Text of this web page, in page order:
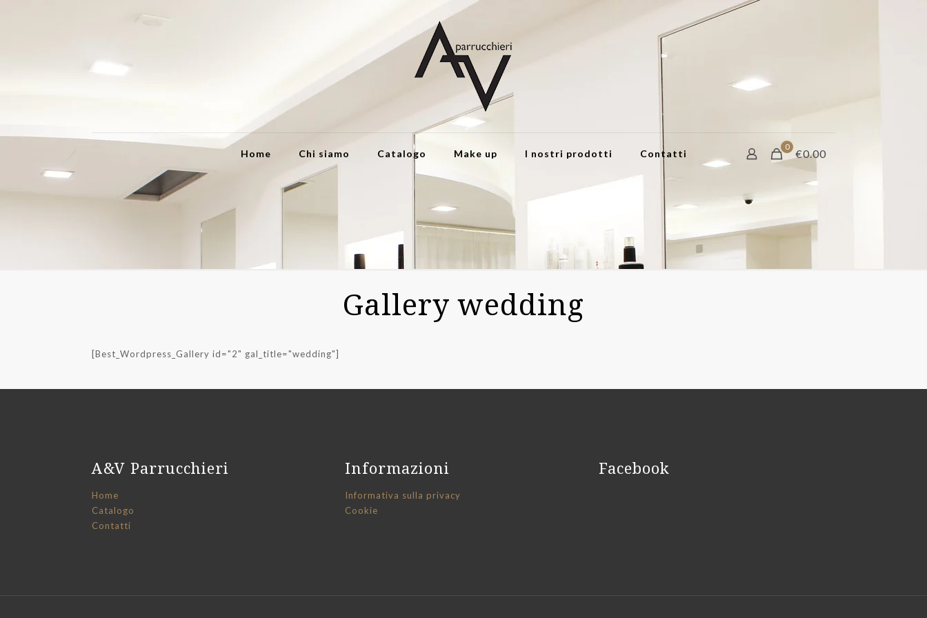
Home Chi siamo Catalogo Make up I nostri prodotti Contatti
0
€0.00
Gallery wedding
[Best_Wordpress_Gallery id="2" gal_title="wedding"]
A&V Parrucchieri
Home
Catalogo
Contatti
Informazioni
Informativa sulla privacy
Cookie
Facebook